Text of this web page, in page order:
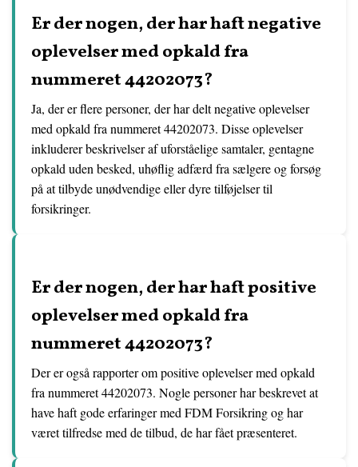
Er der nogen, der har haft negative
oplevelser med opkald fra
nummeret 44202073?
Ja, der er flere personer, der har delt negative oplevelser
med opkald fra nummeret 44202073. Disse oplevelser
inkluderer beskrivelser af uforståelige samtaler, gentagne
opkald uden besked, uhøflig adfærd fra sælgere og forsøg
på at tilbyde unødvendige eller dyre tilføjelser til
forsikringer.
Er der nogen, der har haft positive
oplevelser med opkald fra
nummeret 44202073?
Der er også rapporter om positive oplevelser med opkald
fra nummeret 44202073. Nogle personer har beskrevet at
have haft gode erfaringer med FDM Forsikring og har
været tilfredse med de tilbud, de har fået præsenteret.